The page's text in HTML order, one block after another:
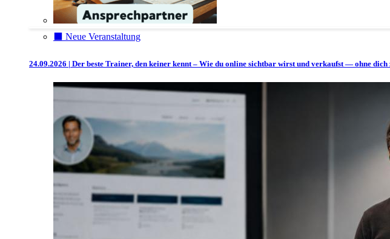
⬛️ Neue Veranstaltung
24.09.2026 | Der beste Trainer, den keiner kennt – Wie du online sichtbar wirst und verkaufst — ohne